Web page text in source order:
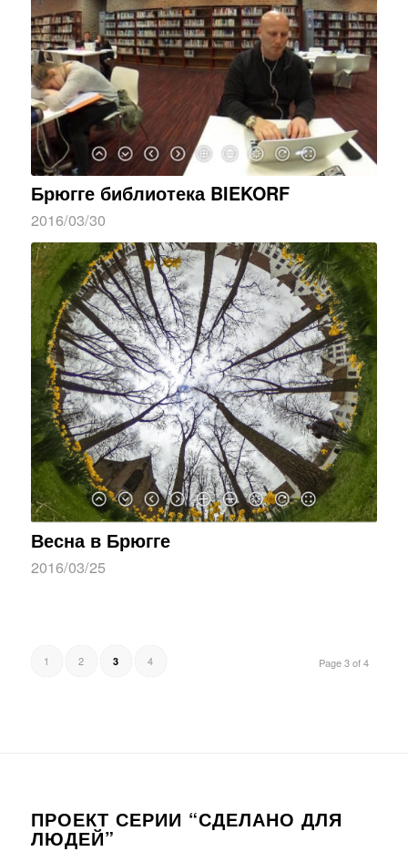
Брюгге библиотека BIEKORF
2016/03/30
Весна в Брюгге
2016/03/25
Page 3 of 4
1 2 3 4
ПРОЕКТ СЕРИИ “СДЕЛАНО ДЛЯ
ЛЮДЕЙ”